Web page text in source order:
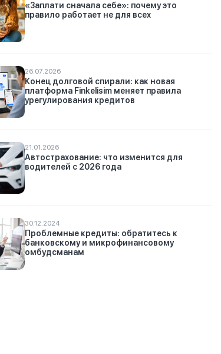
«Заплати сначала себе»: почему это
правило работает не для всех
26.07.2026
Конец долговой спирали: как новая
платформа Finkelisim меняет правила
урегулирования кредитов
21.01.2026
Автострахование: что изменится для
водителей с 2026 года
30.12.2024
Проблемные кредиты: обратитесь к
банковскому и микрофинансовому
омбудсманам